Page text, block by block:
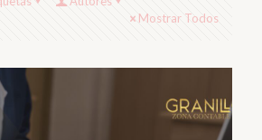
Mostrar Todos